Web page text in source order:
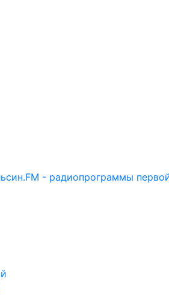
- радиопрограммы